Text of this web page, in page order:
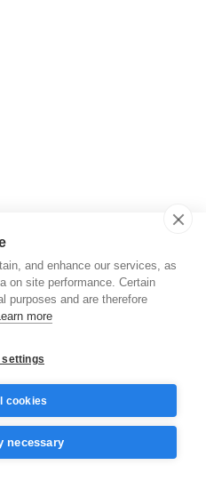
and enhance our services, as
on site performance. Certain
purposes and are therefore
more
settings
cookies
necessary